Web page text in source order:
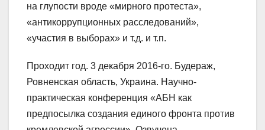
на глупости вроде «мирного протеста»,
«антикоррупционных расследований»,
«участия в выборах» и т.д. и т.п.
Проходит год. 3 декабря 2016-го. Будераж,
Ровненская область, Украина. Научно-
практическая конференция «АБН как
предпосылка создания единого фронта против